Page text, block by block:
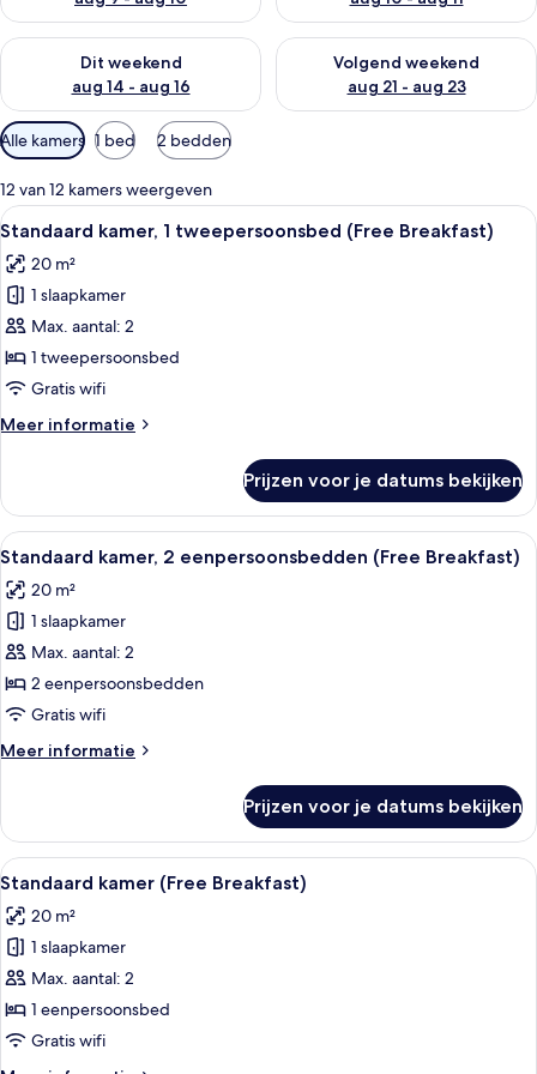
Dit weekend
aug 14 - aug 16
De beschikbaarheid controleren voor dit weekend aug 14 -
Volgend weekend
aug 21 - aug 23
De beschikbaarheid
Beschikbare
filters
voor
kamers
Alle kamers 1 bed 2 bedden
12 van 12 kamers weergeven
Alle
foto's
voor
Standaard
kamer,
1
tweepersoonsbed
Breakfast)
Een hotelkamer met een groot bed,
11
Standaard kamer, 1 tweepersoonsbed (Free Breakfast)
20 m²
1 slaapkamer
Max. aantal: 2
1 tweepersoonsbed
Gratis wifi
Meer informatie
Meer
kamer,
tweepersoonsbed
Breakfast)
Prijzen voor je datums bekijken
Alle
foto's
voor
Standaard
kamer,
2
eenpersoonsbedden
Breakfast)
Een hotelkamer met twee bedden,
11
Standaard kamer, 2 eenpersoonsbedden (Free Breakfast)
20 m²
1 slaapkamer
Max. aantal: 2
2 eenpersoonsbedden
Gratis wifi
Meer informatie
Meer
kamer,
eenpersoonsbedden
Breakfast)
Prijzen voor je datums bekijken
Alle
foto's
voor
Standaard
kamer
(Free
Breakfast)
Een hotelkamer met een groot bed,
11
Standaard kamer (Free Breakfast)
20 m²
1 slaapkamer
Max. aantal: 2
1 eenpersoonsbed
Gratis wifi